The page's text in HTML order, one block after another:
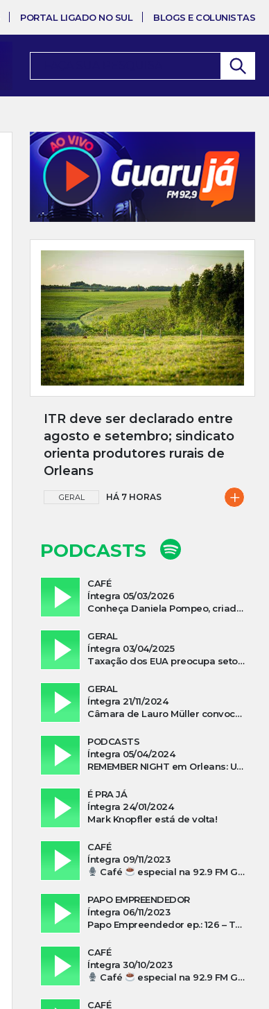
PORTAL LIGADO NO SUL BLOGS E COLUNISTAS
ITR deve ser declarado entre
agosto e setembro; sindicato
orienta produtores rurais de
Orleans
GERAL HÁ 7 HORAS +
PODCASTS
CAFÉ
Íntegra 05/03/2026
Conheça Daniela Pompeo, criadora do podcast “Vivi e Aprendi”, que estreia neste sábado
GERAL
Íntegra 03/04/2025
Taxação dos EUA preocupa setor madeireiro de SC
GERAL
Íntegra 21/11/2024
Câmara de Lauro Müller convoca prefeita para esclarecer falta d’água no Guatá
PODCASTS
Íntegra 05/04/2024
REMEMBER NIGHT em Orleans: Uma noite de tributo ao ABBA e aos anos 80
É PRA JÁ
Íntegra 24/01/2024
Mark Knopfler está de volta!
CAFÉ
Íntegra 09/11/2023
Café
especial na 92.9 FM Guarujá com Kuki Savi Mondo
PAPO EMPREENDEDOR
Íntegra 06/11/2023
Papo Empreendedor ep.: 126 – Thayni Librelato Sérgio Rodrigues Alves, Isadora Arns, Lilian Guthron Koslowski e Edio Kunhasky Junior sobre “O poder do associativismo na promoção de oportunidades”
CAFÉ
Íntegra 30/10/2023
Café
especial na 92.9 FM Guarujá com Silvio Machado
CAFÉ